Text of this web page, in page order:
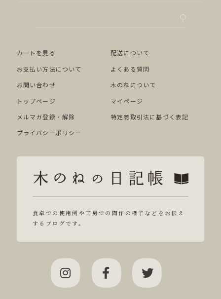
カートを見る
配送について
お支払い方法について
よくある質問
お問い合わせ
木のねについて
トップページ
マイページ
メルマガ登録・解除
特定商取引法に基づく表記
プライバシーポリシー
食卓での使用例や工房での陶作の様子などをお伝え
するブログです。